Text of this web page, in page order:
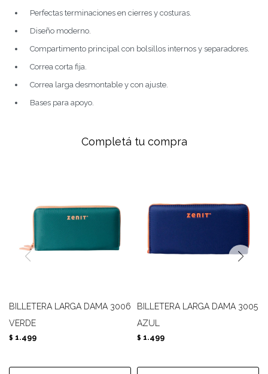
Perfectas terminaciones en cierres y costuras.
Diseño moderno.
Compartimento principal con bolsillos internos y separadores.
Correa corta fija.
Correa larga desmontable y con ajuste.
Bases para apoyo.
Completá tu compra
BILLETERA LARGA DAMA 3006
VERDE
$ 1.499
BILLETERA LARGA DAMA 3005
AZUL
$ 1.499